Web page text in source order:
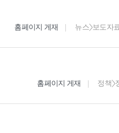
홈페이지 게재 뉴스>보도자
홈페이지 게재 정책>